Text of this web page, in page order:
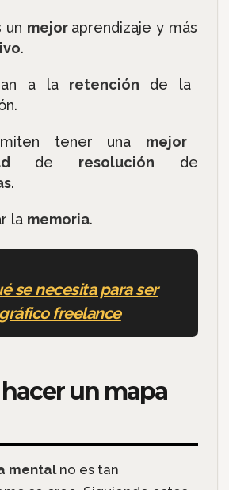
un mejor aprendizaje y más
.
a la retención de la
tener una mejor
de resolución de
.
la memoria.
se necesita para ser
freelance
un mapa
mentalno es tan